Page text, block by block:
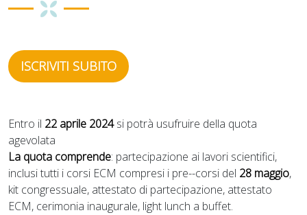
ISCRIVITI SUBITO
Entro il 22 aprile 2024si potrà usufruire della quota
agevolata
La quota comprende: partecipazione ai lavori scientifici,
inclusi tutti i corsi ECM compresi i pre--corsi del 28 maggio,
kit congressuale, attestato di partecipazione, attestato
ECM, cerimonia inaugurale, light lunch a buffet.